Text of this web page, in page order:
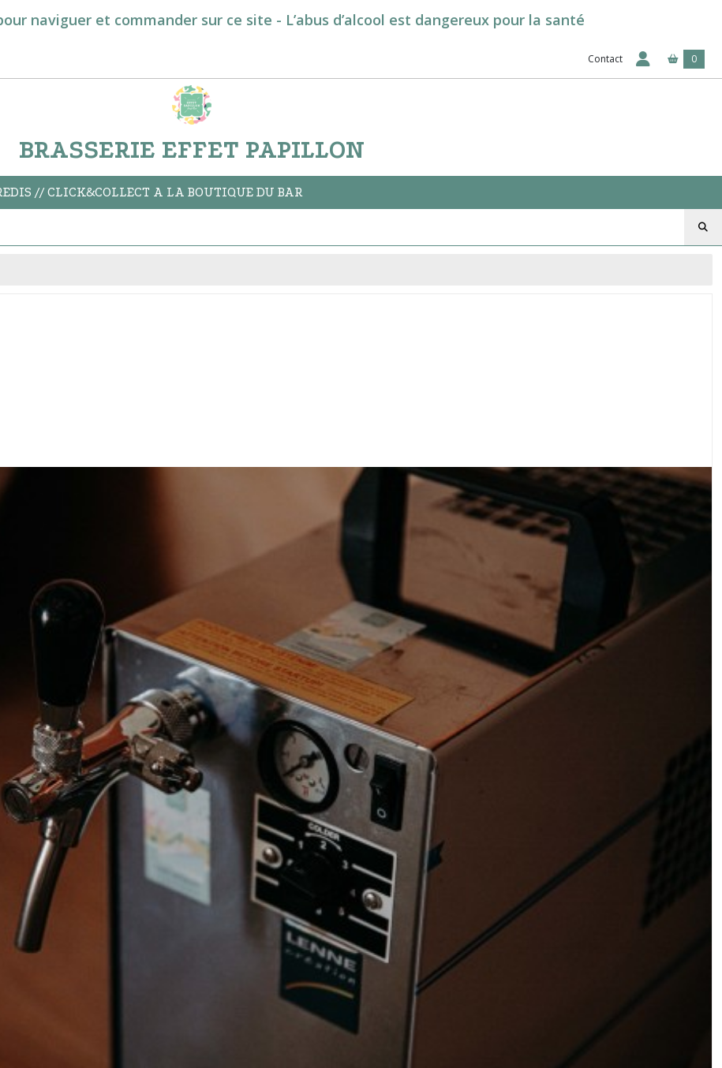
naviguer et commander sur ce site - L’abus d’alcool est dangereux pour la santé
Contact 0
BRASSERIE EFFET PAPILLON
// CLICK&COLLECT A LA BOUTIQUE DU BAR